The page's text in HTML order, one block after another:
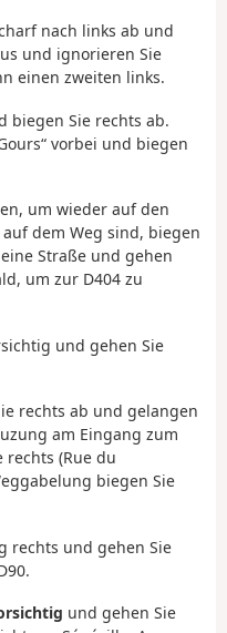
nach links ab und
und ignorieren Sie
einen zweiten links.
biegen Sie rechts ab.
vorbei und biegen
um wieder auf den
dem Weg sind, biegen
Straße und gehen
um zur D404 zu
und gehen Sie
rechts ab und gelangen
am Eingang zum
rechts (Rue du
biegen Sie
rechts und gehen Sie
und gehen Sie